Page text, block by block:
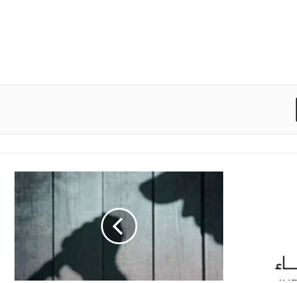
مشاركة عبر البريد